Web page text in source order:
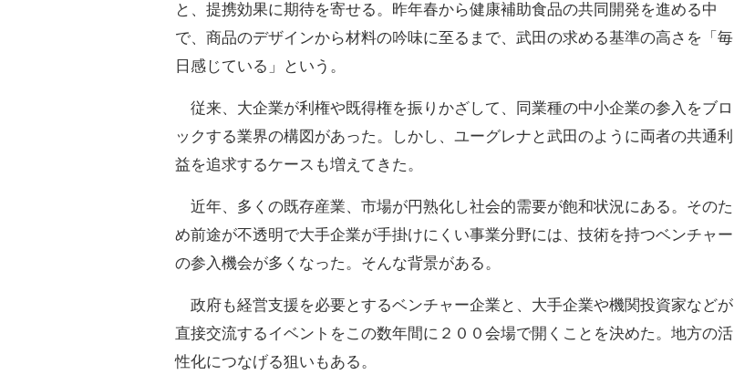
と、提携効果に期待を寄せる。昨年春から健康補助食品の共同開発を進める中
で、商品のデザインから材料の吟味に至るまで、武田の求める基準の高さを「毎
日感じている」という。
従来、大企業が利権や既得権を振りかざして、同業種の中小企業の参入をブロ
ックする業界の構図があった。しかし、ユーグレナと武田のように両者の共通利
益を追求するケースも増えてきた。
近年、多くの既存産業、市場が円熟化し社会的需要が飽和状況にある。そのた
め前途が不透明で大手企業が手掛けにくい事業分野には、技術を持つベンチャー
の参入機会が多くなった。そんな背景がある。
政府も経営支援を必要とするベンチャー企業と、大手企業や機関投資家などが
直接交流するイベントをこの数年間に２００会場で開くことを決めた。地方の活
性化につなげる狙いもある。